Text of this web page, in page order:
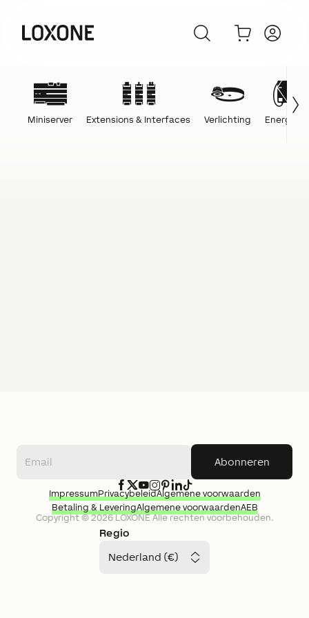
Miniserver Extensions & Interfaces Verlichting Energie
Abonneren
Regio
Nederland (€)
Copyright ©2026LOXONEAlle rechten voorbehouden.
ImpressumPrivacybeleidAlgemene voorwaarden
Betaling & LeveringAlgemene voorwaardenAEB